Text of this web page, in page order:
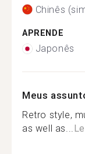
Chinês
APRENDE
Japonês
Meus
Retro style,
as well as...